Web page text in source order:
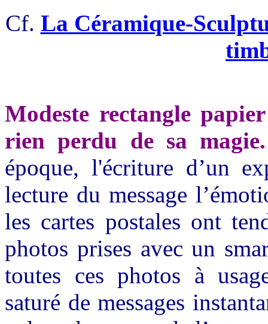
Cf. La Céramique-
Modeste rectangle
rien perdu de sa magie.
époque, l'écriture d’un
lecture du message
les cartes postales ont
photos prises avec un
toutes ces photos à
saturé de messages